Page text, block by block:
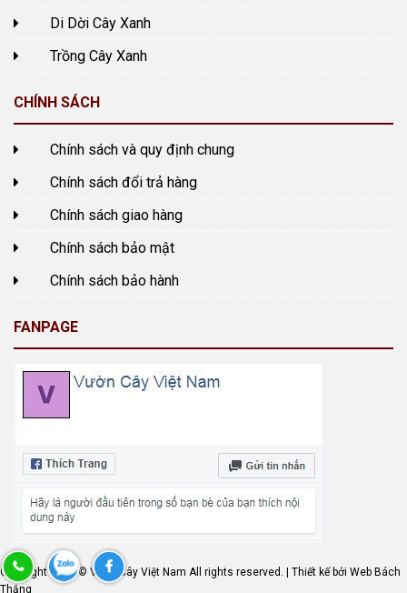
Di Dời Cây Xanh
Trồng Cây Xanh
CHÍNH SÁCH
Chính sách và quy định chung
Chính sách đổi trả hàng
Chính sách giao hàng
Chính sách bảo mật
Chính sách bảo hành
FANPAGE
Copyright 2019 © Vườn Cây Việt Nam All rights reserved. | Thiết kế bởi Web Bách
Thắng